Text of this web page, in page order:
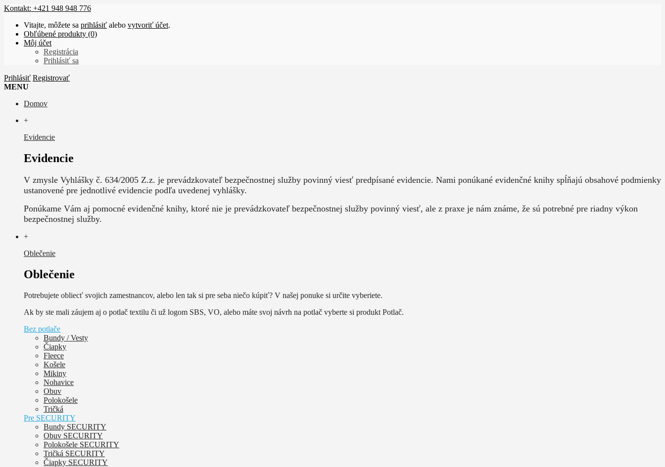
Kontakt: +421 948 948 776
Vitajte, môžete sa prihlásiť alebo vytvoriť účet.
Obľúbené produkty (0)
Môj účet
Registrácia
Prihlásiť sa
Prihlásiť Registrovať
MENU
Domov
+
Evidencie
Evidencie
V zmysle Vyhlášky č. 634/2005 Z.z. je prevádzkovateľ bezpečnostnej služby povinný viesť predpísané evidencie. Nami ponúkané evidenčné knihy spĺňajú obsahové podmienky
ustanovené pre jednotlivé evidencie podľa uvedenej vyhlášky.
Ponúkame Vám aj pomocné evidenčné knihy, ktoré nie je prevádzkovateľ bezpečnostnej služby povinný viesť, ale z praxe je nám známe, že sú potrebné pre riadny výkon
bezpečnostnej služby.
+
Oblečenie
Oblečenie
Potrebujete obliecť svojich zamestnancov, alebo len tak si pre seba niečo kúpiť? V našej ponuke si určite vyberiete.
Ak by ste mali záujem aj o potlač textilu či už logom SBS, VO, alebo máte svoj návrh na potlač vyberte si produkt Potlač.
Bez potlače
Bundy / Vesty
Čiapky
Fleece
Košele
Mikiny
Nohavice
Obuv
Polokošele
Tričká
Pre SECURITY
Bundy SECURITY
Obuv SECURITY
Polokošele SECURITY
Tričká SECURITY
Čiapky SECURITY